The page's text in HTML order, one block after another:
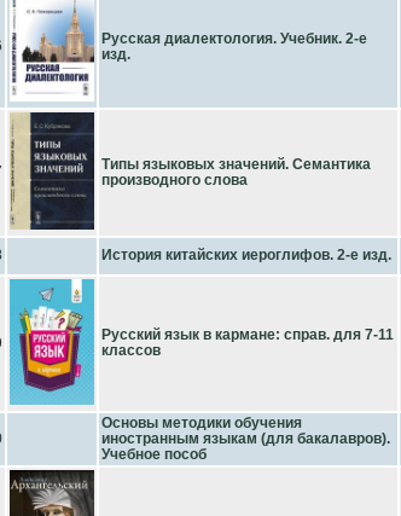
Русская диалектология. Учебник. 2-е
изд.
Типы языковых значений. Семантика
производного слова
История китайских иероглифов. 2-е изд.
Русский язык в кармане: справ. для 7-11
классов
Основы методики обучения
иностранным языкам (для бакалавров).
Учебное пособ